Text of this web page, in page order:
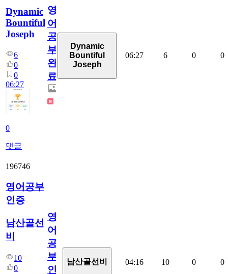
Dynamic
Bountiful
Joseph
6
0
0
06:27
0
댓글
영
어
공
부
완
료
Dynamic
Bountiful
Joseph
06:27 6 0 0
196746
영어공부
인증
남산골선
비
10
0
영
어
공
부
인
남산골선비 04:16 10 0 0